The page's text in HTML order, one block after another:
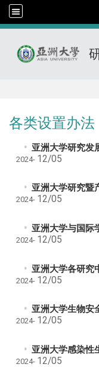
各类设置办法
亚洲大学研究发
2024- 12/05
亚洲大学研究暨
2024- 12/05
亚洲大学与国际
2024- 12/05
亚洲大学各研究
2024- 12/05
亚洲大学生物安
2024- 12/05
亚洲大学感染性
2024- 12/05